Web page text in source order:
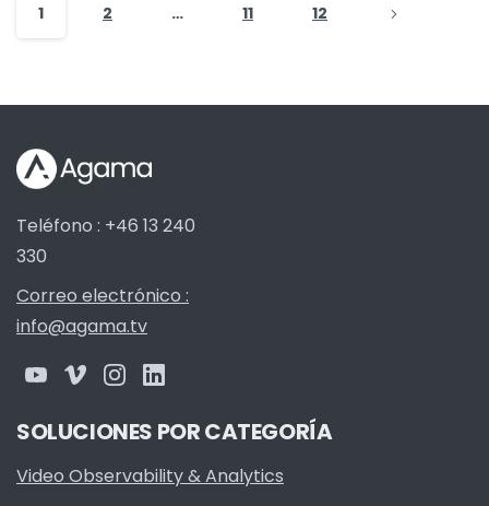
1 2 … 11 12
Teléfono : +46 13 240
330
Correo electrónico :
info@agama.tv
SOLUCIONES POR CATEGORÍA
Video Observability & Analytics